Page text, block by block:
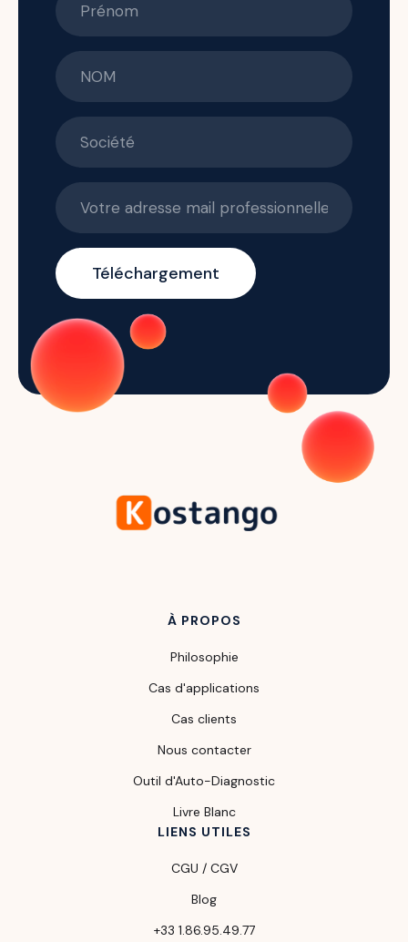
À PROPOS
Philosophie
Cas d'applications
Cas clients
Nous contacter
Outil d'Auto-Diagnostic
Livre Blanc
LIENS UTILES
CGU / CGV
Blog
+33 1.86.95.49.77